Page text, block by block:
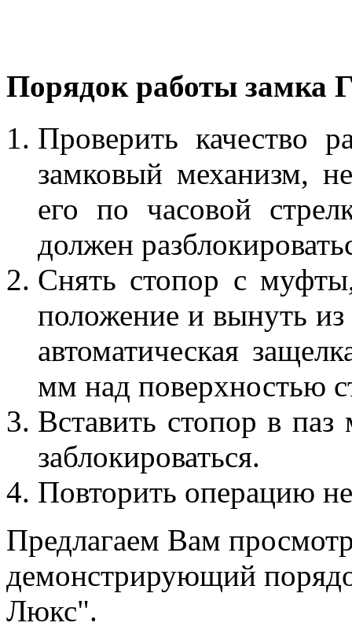
Порядок работы замка
Проверить качество
замковый механизм,
его по часовой
должен
Снять стопор с
положение и вынуть
автоматическая
мм над поверхностью
Вставить стопор в
заблокироваться.
Повторить операцию
Предлагаем Вам
демонстрирующий
Люкс".